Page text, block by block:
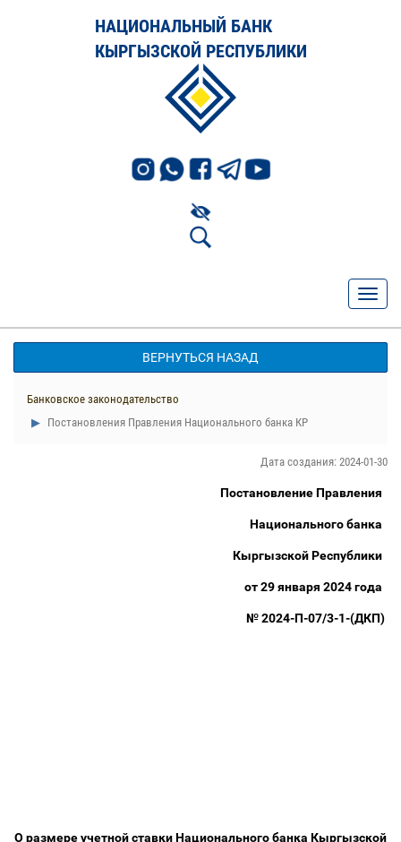
НАЦИОНАЛЬНЫЙ БАНК
КЫРГЫЗСКОЙ РЕСПУБЛИКИ
ВЕРНУТЬСЯ НАЗАД
Банковское законодательство
Постановления Правления Национального банка КР
Дата создания: 2024-01-30
Постановление Правления
Национального банка
Кыргызской Республики
от 29 января 2024 года
№ 2024-П-07/3-1-(ДКП)
О размере учетной ставки Национального банка Кыргызской